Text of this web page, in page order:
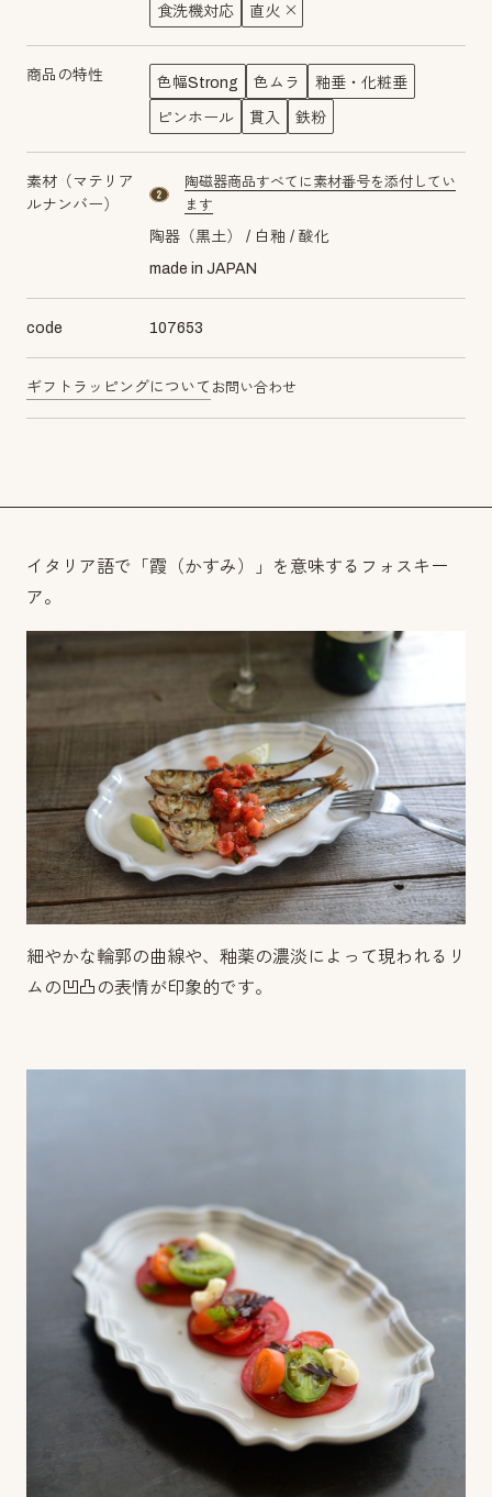
食洗機対応 直火
商品の特性 色幅Strong 色ムラ 釉垂・化粧垂
ピンホール 貫入 鉄粉
素材（マテリア
ルナンバー）
material number2
陶磁器商品すべてに素材番号を添付してい
ます
陶器（黒土） 白釉
酸化
made in JAPAN
code 107653
ギフトラッピングについて お問い合わせ
イタリア語で「霞（かすみ）」を意味するフォスキー
ア。
細やかな輪郭の曲線や、釉薬の濃淡によって現われるリ
ムの凹凸の表情が印象的です。